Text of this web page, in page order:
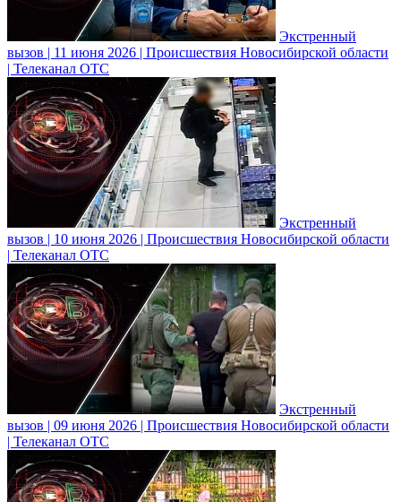
Экстренный
вызов | 11 июня 2026 | Происшествия Новосибирской области
| Телеканал ОТС
Экстренный
вызов | 10 июня 2026 | Происшествия Новосибирской области
| Телеканал ОТС
Экстренный
вызов | 09 июня 2026 | Происшествия Новосибирской области
| Телеканал ОТС